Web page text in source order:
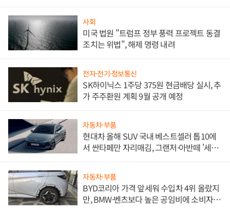
사회
미국 법원 "트럼프 정부 풍력 프로젝트 동결
조치는 위법", 해제 명령 내려
전자·전기·정보통신
SK하이닉스 1주당 375원 현금배당 실시, 추
가 주주환원 계획 9월 공개 예정
자동차·부품
현대차 올해 SUV 국내 베스트셀러 톱10에
서 싼타페만 자리매김, 그랜저·아반떼 '세단
자동차·부품
BYD코리아 가격 앞세워 수입차 4위 올랐지
만, BMW·벤츠보다 높은 공임비에 소비자